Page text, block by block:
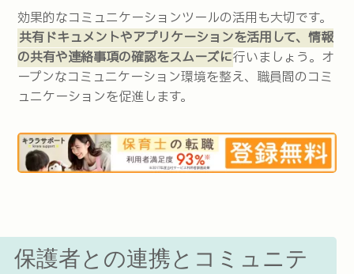
効果的なコミュニケーションツールの活用も大切です。
共有ドキュメントやアプリケーションを活用して、情報
の共有や連絡事項の確認をスムーズに行いましょう。オ
ープンなコミュニケーション環境を整え、職員間のコミ
ュニケーションを促進します。
保護者との連携とコミュニテ